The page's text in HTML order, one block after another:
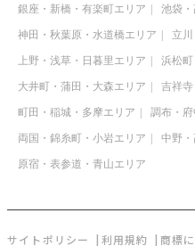
銀座・新橋・有楽町エリア 池袋
神田・秋葉原・水道橋エリア 立
上野・浅草・日暮里エリア 浜松
大井町・蒲田・大森エリア 吉祥
町田・稲城・多摩エリア 調布・
両国・錦糸町・小岩エリア 中野
原宿・表参道・青山エリア
サイトポリシー 利用規約 商標